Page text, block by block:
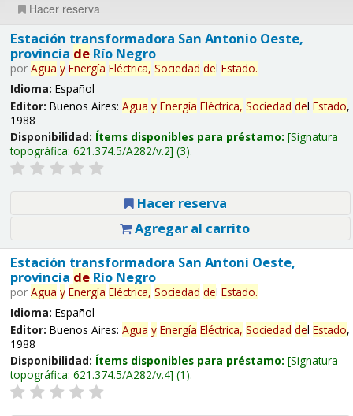
Hacer reserva
Estación transformadora San Antonio Oeste,
provincia deRío Negro
por Agua y Energía Eléctrica, Sociedad del Estado.
Idioma: Español
Editor: Buenos Aires: Agua y Energía Eléctrica, Sociedad del Estado,
1988
Disponibilidad: Ítems disponibles para préstamo: Signatura
topográfica: 621.374.5/A282/v.2 (3).
Hacer reserva
Agregar al carrito
Estación transformadora San Antoni Oeste,
provincia deRío Negro
por Agua y Energía Eléctrica, Sociedad del Estado.
Idioma: Español
Editor: Buenos Aires: Agua y Energía Eléctrica, Sociedad del Estado,
1988
Disponibilidad: Ítems disponibles para préstamo: Signatura
topográfica: 621.374.5/A282/v.4 (1).